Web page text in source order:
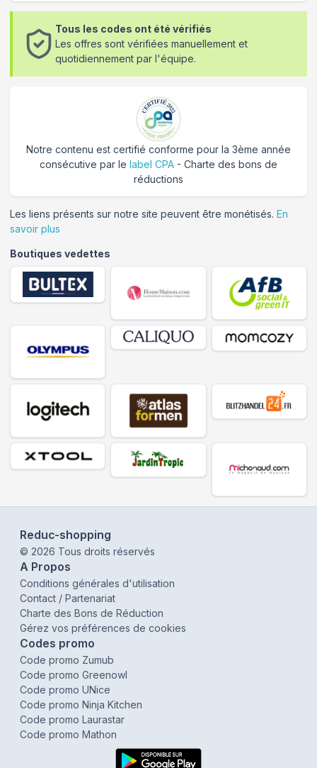
Tous les codes ont été vérifiés
Les offres sont vérifiées manuellement et
quotidiennement par l'équipe.
Notre contenu est certifié conforme pour la 3ème année
consécutive par le label CPA - Charte des bons de
réductions
Les liens présents sur notre site peuvent être monétisés. En
savoir plus
Boutiques vedettes
Reduc-shopping
© 2026 Tous droits réservés
A Propos
Conditions générales d'utilisation
Contact / Partenariat
Charte des Bons de Réduction
Gérez vos préférences de cookies
Codes promo
Code promo Zumub
Code promo Greenowl
Code promo UNice
Code promo Ninja Kitchen
Code promo Laurastar
Code promo Mathon